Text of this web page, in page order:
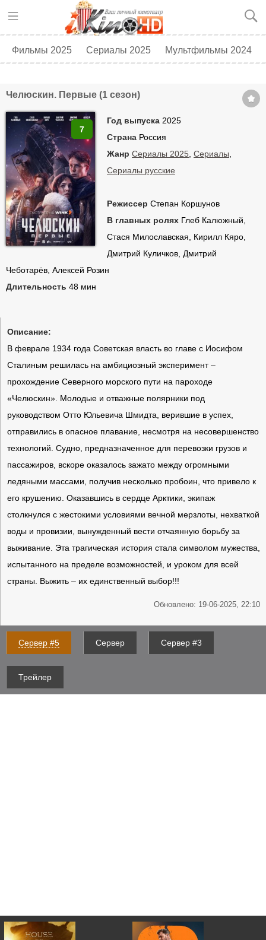
Фильмы 2025 Сериалы 2025 Мультфильмы 2024
Челюскин. Первые (1 сезон)
Год выпуска 2025
Страна Россия
Жанр Сериалы 2025 Сериалы
Сериалы русские
Режиссер Степан Коршунов
В главных ролях Глеб Калюжный,
Стася Милославская, Кирилл Кяро,
Дмитрий Куличков, Дмитрий
Чеботарёв, Алексей Розин
Длительность 48 мин
7
Описание:
В феврале 1934 года Советская власть во главе с Иосифом
Сталиным решилась на амбициозный эксперимент –
прохождение Северного морского пути на пароходе
«Челюскин». Молодые и отважные полярники под
руководством Отто Юльевича Шмидта, верившие в успех,
отправились в опасное плавание, несмотря на несовершенство
технологий. Судно, предназначенное для перевозки грузов и
пассажиров, вскоре оказалось зажато между огромными
ледяными массами, получив несколько пробоин, что привело к
его крушению. Оказавшись в сердце Арктики, экипаж
столкнулся с жестокими условиями вечной мерзлоты, нехваткой
воды и провизии, вынужденный вести отчаянную борьбу за
выживание. Эта трагическая история стала символом мужества,
испытанного на пределе возможностей, и уроком для всей
страны. Выжить – их единственный выбор!!!
Обновлено: 19-06-2025, 22:10
Сервер #5 Сервер Сервер #3
Трейлер